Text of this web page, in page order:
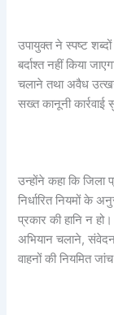
उपायुक्त ने स्पष्ट
बर्दाश्त नहीं किया
चलाने तथा अवैध
सख्त कानूनी कार्रवाई
उन्होंने कहा कि जिला
निर्धारित नियमों के
प्रकार की हानि न
अभियान चलाने,
वाहनों की नियमित